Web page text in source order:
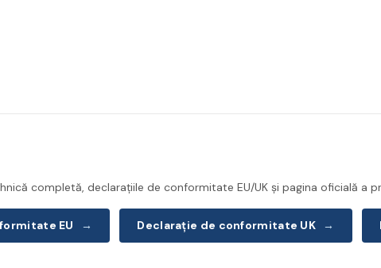
completă, declarațiile de conformitate EU/UK și pagina oficială a
EU → Declarație de conformitate UK →